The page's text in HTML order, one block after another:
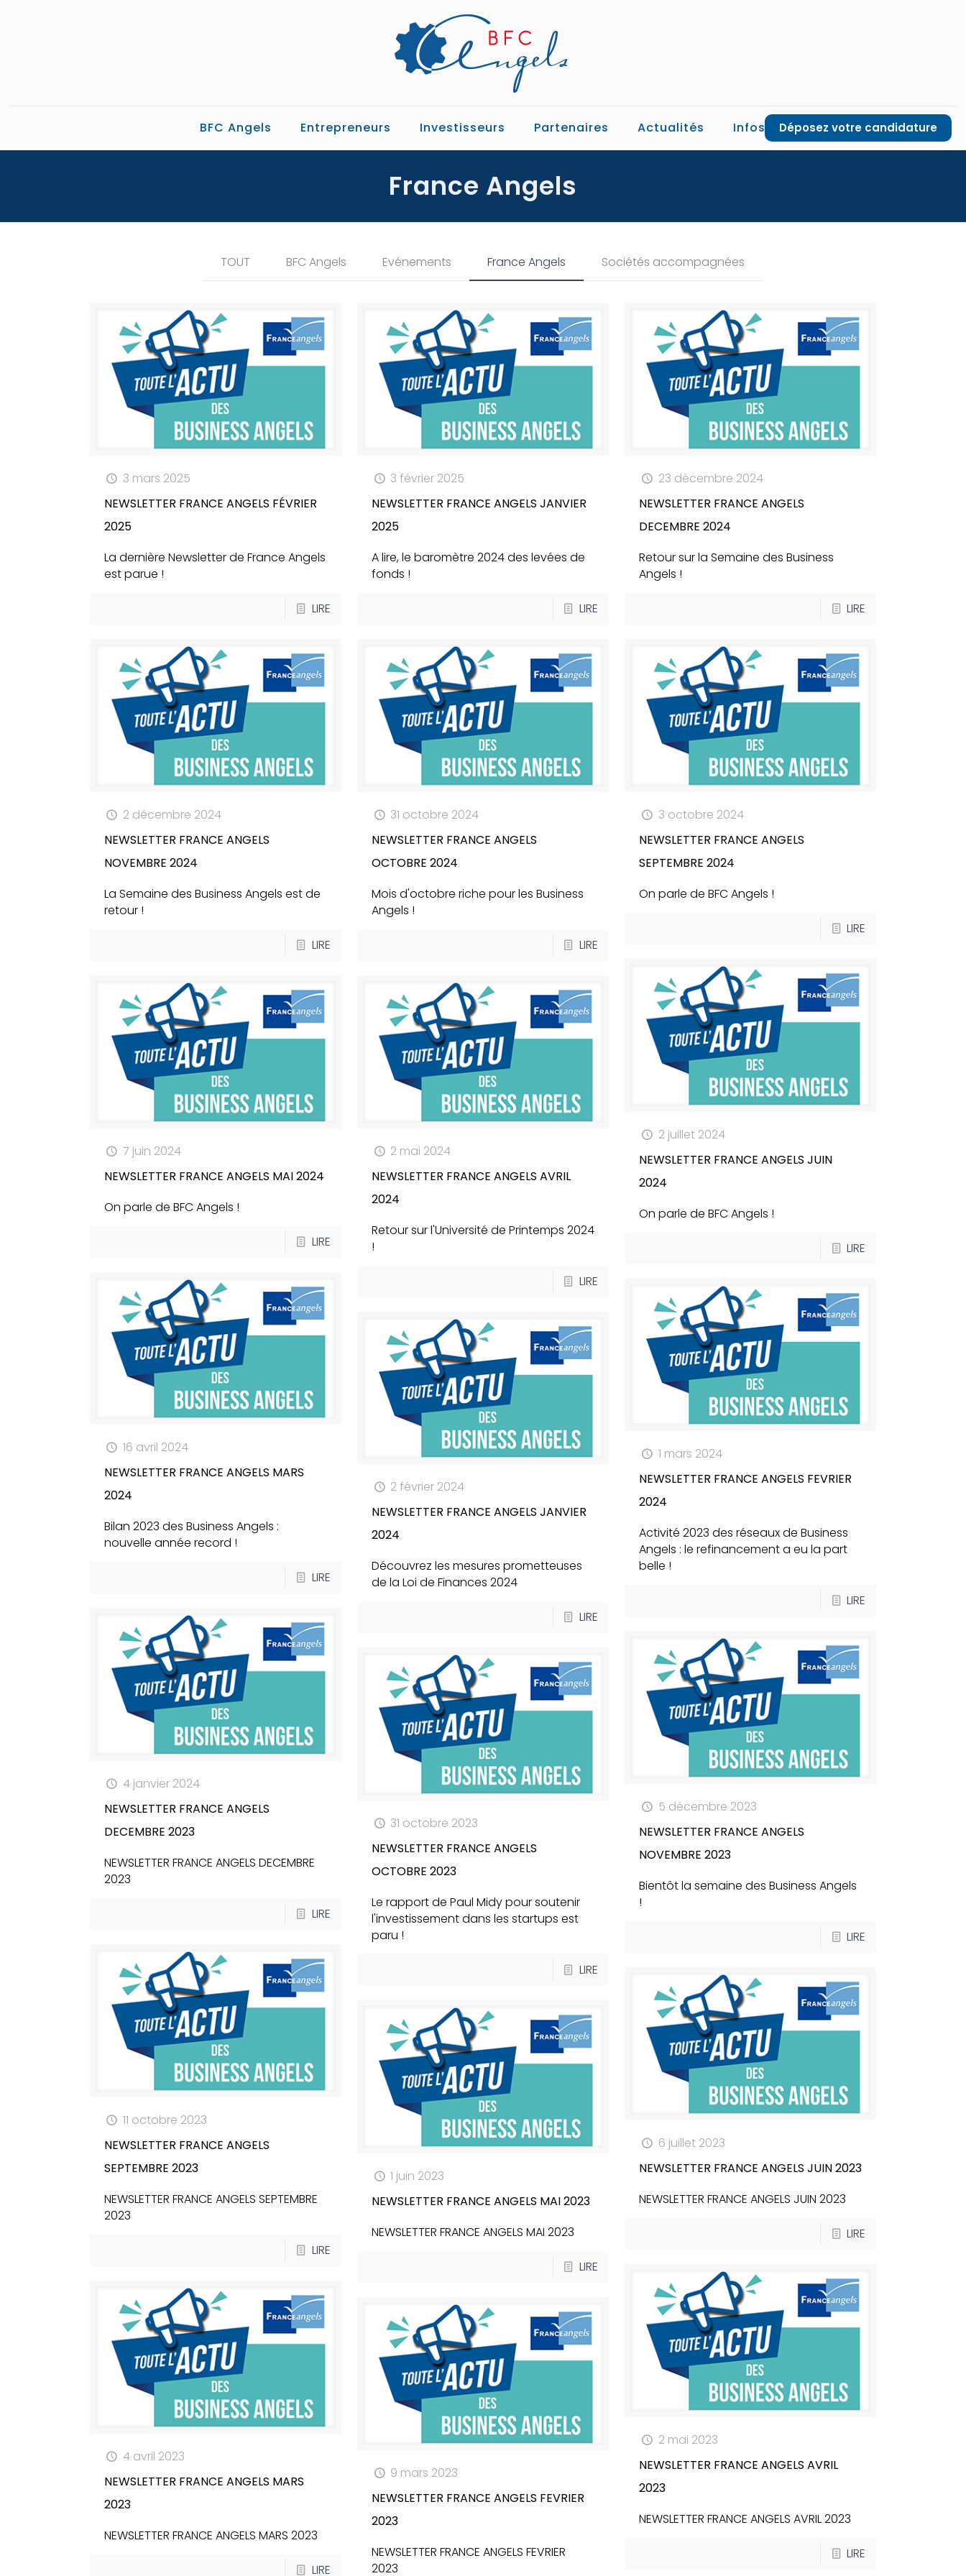
BFC Angels Entrepreneurs Investisseurs Partenaires Actualités Infos Déposez votre candidature
France Angels
TOUT BFC Angels Evénements France Angels Sociétés accompagnées
3 mars 2025
NEWSLETTER FRANCE ANGELS FÉVRIER
2025
La dernière Newsletter de France Angels
est parue !
LIRE
3 février 2025
NEWSLETTER FRANCE ANGELS JANVIER
2025
A lire, le baromètre 2024 des levées de
fonds !
LIRE
23 décembre 2024
NEWSLETTER FRANCE ANGELS
DECEMBRE 2024
Retour sur la Semaine des Business
Angels !
LIRE
2 décembre 2024
NEWSLETTER FRANCE ANGELS
NOVEMBRE 2024
La Semaine des Business Angels est de
retour !
LIRE
31 octobre 2024
NEWSLETTER FRANCE ANGELS
OCTOBRE 2024
Mois d'octobre riche pour les Business
Angels !
LIRE
3 octobre 2024
NEWSLETTER FRANCE ANGELS
SEPTEMBRE 2024
On parle de BFC Angels !
LIRE
2 juillet 2024
NEWSLETTER FRANCE ANGELS JUIN
2024
On parle de BFC Angels !
LIRE
7 juin 2024
NEWSLETTER FRANCE ANGELS MAI 2024
On parle de BFC Angels !
LIRE
2 mai 2024
NEWSLETTER FRANCE ANGELS AVRIL
2024
Retour sur l'Université de Printemps 2024
!
LIRE
16 avril 2024
NEWSLETTER FRANCE ANGELS MARS
2024
Bilan 2023 des Business Angels :
nouvelle année record !
LIRE
1 mars 2024
NEWSLETTER FRANCE ANGELS FEVRIER
2024
Activité 2023 des réseaux de Business
Angels : le refinancement a eu la part
belle !
LIRE
2 février 2024
NEWSLETTER FRANCE ANGELS JANVIER
2024
Découvrez les mesures prometteuses
de la Loi de Finances 2024
LIRE
4 janvier 2024
NEWSLETTER FRANCE ANGELS
DECEMBRE 2023
NEWSLETTER FRANCE ANGELS DECEMBRE
2023
LIRE
5 décembre 2023
NEWSLETTER FRANCE ANGELS
NOVEMBRE 2023
Bientôt la semaine des Business Angels
!
LIRE
31 octobre 2023
NEWSLETTER FRANCE ANGELS
OCTOBRE 2023
Le rapport de Paul Midy pour soutenir
l'investissement dans les startups est
paru !
LIRE
11 octobre 2023
NEWSLETTER FRANCE ANGELS
SEPTEMBRE 2023
NEWSLETTER FRANCE ANGELS SEPTEMBRE
2023
LIRE
6 juillet 2023
NEWSLETTER FRANCE ANGELS JUIN 2023
NEWSLETTER FRANCE ANGELS JUIN 2023
LIRE
1 juin 2023
NEWSLETTER FRANCE ANGELS MAI 2023
NEWSLETTER FRANCE ANGELS MAI 2023
LIRE
2 mai 2023
NEWSLETTER FRANCE ANGELS AVRIL
2023
NEWSLETTER FRANCE ANGELS AVRIL 2023
LIRE
4 avril 2023
NEWSLETTER FRANCE ANGELS MARS
2023
NEWSLETTER FRANCE ANGELS MARS 2023
LIRE
9 mars 2023
NEWSLETTER FRANCE ANGELS FEVRIER
2023
NEWSLETTER FRANCE ANGELS FEVRIER
2023